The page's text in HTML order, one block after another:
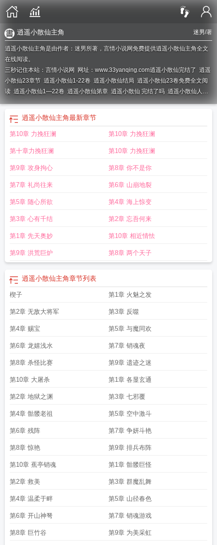
迷男/著
逍遥小散仙主角
逍遥小散仙主角是由作者：迷男所著，言情小说网免费提供逍遥小散仙主角全文
在线阅读。
三秒记住本站：言情小说网 网址：www.33yanqing.com逍遥小散仙完结了 逍遥
小散仙23章节 逍遥小散仙1-22卷 逍遥小散仙结局 逍遥小散仙23卷免费全文阅
读 逍遥小散仙1―22卷 逍遥小散仙第章 逍遥小散仙 完结了吗 逍遥小散仙人物
集逍遥小散仙完结逍遥小散仙22卷合集逍遥小散仙第21卷阅读逍遥小散仙23
起源免费阅读
逍遥小散仙第23卷免费阅读
小散仙后续
卷逍遥小散仙1逍遥小散仙 百度贴吧 逍遥小散仙 第22卷
仙23卷在线阅读逍遥小散仙23卷起源 逍遥小散仙 主角逍遥小散仙云盘地址
遥小散仙 24卷云逍遥小散仙是否完本 逍遥小散仙写完了吗
逍遥小散仙主角最新章节
第10章 力挽狂澜 第10章 力挽狂澜
第十章力挽狂澜 第10章 力挽狂澜
第9章 攻身拘心 第8章 你不是你
第7章 礼尚往来 第6章 山崩地裂
第5章 随心所欲 第4章 海上惊变
第3章 心有千结 第2章 忘吾何来
第1章 先天奥妙 第10章 相近情怯
第9章 洪荒巨炉 第8章 两个天子
逍遥小散仙主角章节列表
楔子 第1章 火魅之发
第2章 无敌大将军 第3章 反噬
第4章 赐宝 第5章 与魔同欢
第6章 龙嬉浅水 第7章 销魂夜
第8章 杀怪比赛 第9章 遗迹之迷
第10章 大屠杀 第1章 各显玄通
第2章 地狱之渊 第3章 七邪覆
第4章 骷髅老祖 第5章 空中激斗
第6章 残阵 第7章 争妍斗艳
第8章 惊艳 第9章 排兵布阵
第10章 蕉亭销魂 第1章 骷髅巨怪
第2章 救美 第3章 群魔乱舞
第4章 温柔于畔 第5章 山径春色
第6章 开山神弩 第7章 销魂游戏
第8章 巨竹谷 第9章 为美采虹